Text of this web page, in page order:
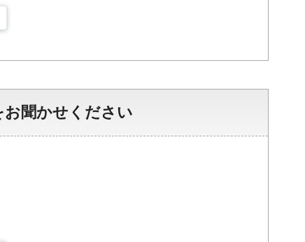
聞かせください